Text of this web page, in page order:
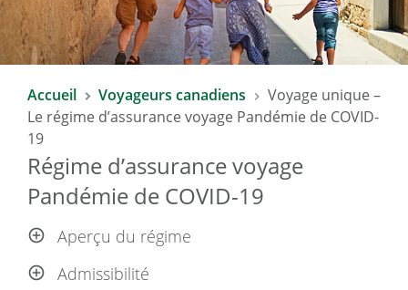
Accueil Voyageurs canadiens
Voyage unique –
Le régime d’assurance voyage Pandémie de COVID-
19
Régime d’assurance voyage
Pandémie de COVID-19
Aperçu du régime
Admissibilité